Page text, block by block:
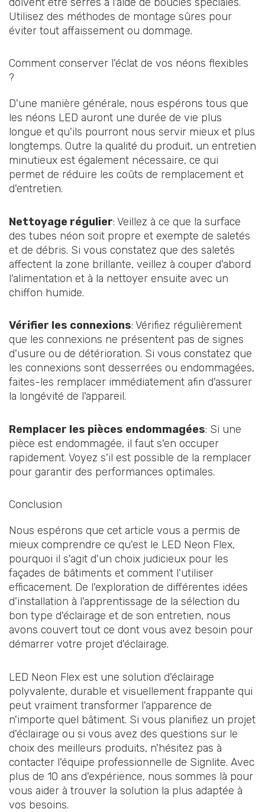
Utilisez des méthodes de montage sûres pour
éviter tout affaissement ou dommage.
Comment conserver l'éclat de vos néons flexibles
?
D'une manière générale, nous espérons tous que
les néons LED auront une durée de vie plus
longue et qu'ils pourront nous servir mieux et plus
longtemps. Outre la qualité du produit, un entretien
minutieux est également nécessaire, ce qui
permet de réduire les coûts de remplacement et
d'entretien.
Nettoyage régulier: Veillez à ce que la surface
des tubes néon soit propre et exempte de saletés
et de débris. Si vous constatez que des saletés
affectent la zone brillante, veillez à couper d'abord
l'alimentation et à la nettoyer ensuite avec un
chiffon humide.
Vérifier les connexions: Vérifiez régulièrement
que les connexions ne présentent pas de signes
d'usure ou de détérioration. Si vous constatez que
les connexions sont desserrées ou endommagées,
faites-les remplacer immédiatement afin d'assurer
la longévité de l'appareil.
Remplacer les pièces endommagées: Si une
pièce est endommagée, il faut s'en occuper
rapidement. Voyez s'il est possible de la remplacer
pour garantir des performances optimales.
Conclusion
Nous espérons que cet article vous a permis de
mieux comprendre ce qu'est le LED Neon Flex,
pourquoi il s'agit d'un choix judicieux pour les
façades de bâtiments et comment l'utiliser
efficacement. De l'exploration de différentes idées
d'installation à l'apprentissage de la sélection du
bon type d'éclairage et de son entretien, nous
avons couvert tout ce dont vous avez besoin pour
démarrer votre projet d'éclairage.
LED Neon Flex est une solution d'éclairage
polyvalente, durable et visuellement frappante qui
peut vraiment transformer l'apparence de
n'importe quel bâtiment. Si vous planifiez un projet
d'éclairage ou si vous avez des questions sur le
choix des meilleurs produits, n'hésitez pas à
contacter l'équipe professionnelle de Signlite. Avec
plus de 10 ans d'expérience, nous sommes là pour
vous aider à trouver la solution la plus adaptée à
vos besoins.